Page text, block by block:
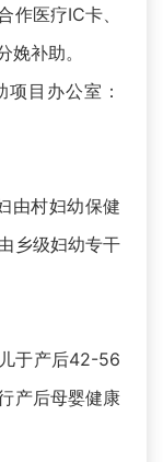
作医疗IC卡、
补助。
目办公室：
由村妇幼保健
乡级妇幼专干
于产后42-56
产后母婴健康